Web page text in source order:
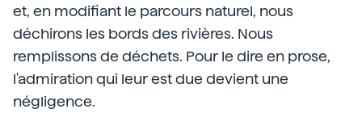
et, en modifiant le parcours naturel, nous
déchirons les bords des rivières. Nous
remplissons de déchets. Pour le dire en prose,
l'admiration qui leur est due devient une
négligence.